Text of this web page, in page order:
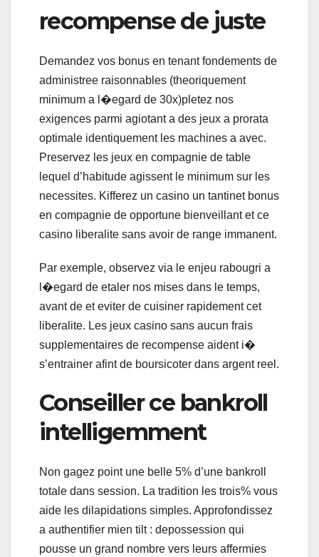
recompense de juste
Demandez vos bonus en tenant fondements de
administree raisonnables (theoriquement
minimum a l�egard de 30x)pletez nos
exigences parmi agiotant a des jeux a prorata
optimale identiquement les machines a avec.
Preservez les jeux en compagnie de table
lequel d’habitude agissent le minimum sur les
necessites. Kifferez un casino un tantinet bonus
en compagnie de opportune bienveillant et ce
casino liberalite sans avoir de range immanent.
Par exemple, observez via le enjeu rabougri a
l�egard de etaler nos mises dans le temps,
avant de et eviter de cuisiner rapidement cet
liberalite. Les jeux casino sans aucun frais
supplementaires de recompense aident i�
s’entrainer afint de boursicoter dans argent reel.
Conseiller ce bankroll
intelligemment
Non gagez point une belle 5% d’une bankroll
totale dans session. La tradition les trois% vous
aide les dilapidations simples. Approfondissez
a authentifier mien tilt : depossession qui
pousse un grand nombre vers leurs affermies